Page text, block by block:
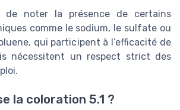
noter la présence de certains
comme le sodium, le sulfate ou
qui participent à l’efficacité de
nécessitent un respect strict des
la coloration 5.1 ?